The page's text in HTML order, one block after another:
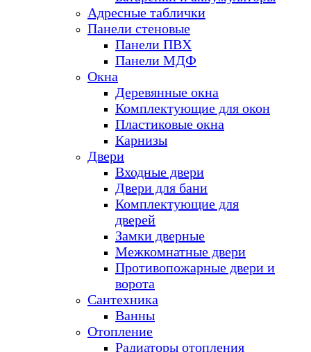
Адресные таблички
Панели стеновые
Панели ПВХ
Панели МДФ
Окна
Деревянные окна
Комплектующие для окон
Пластиковые окна
Карнизы
Двери
Входные двери
Двери для бани
Комплектующие для
дверей
Замки дверные
Межкомнатные двери
Противопожарные двери и
ворота
Сантехника
Ванны
Отопление
Радиаторы отопления